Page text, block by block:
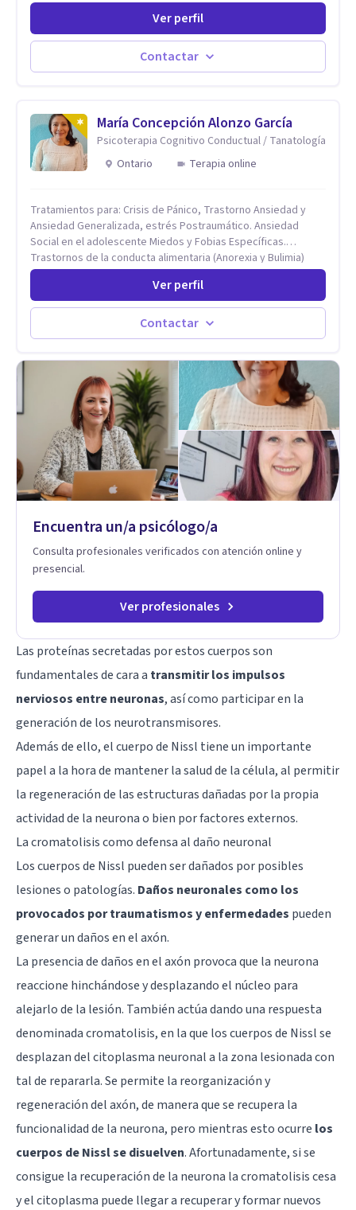
trabajado en reconocidas instituciones como el Hospital
Psiquiátrico San Rafael, Instituto Psiquiátrico MENDAO, San
Bernardino, Hospital Psiquiátrico Infantil y el Centro de
Integración Juvenil. Además, tuve el privilegio de colaborar
en comunidades como Olivar del Conde y Xochimilco, lo que
Ver perfil
Contactar
María Concepción Alonzo García
Psicoterapia Cognitivo Conductual / Tanatología
Ontario
Terapia online
Tratamientos para: Crisis de Pánico, Trastorno Ansiedad y
Ansiedad Generalizada, estrés Postraumático. Ansiedad
Social en el adolescente Miedos y Fobias Específicas.
Trastornos de la conducta alimentaria (Anorexia y Bulimia)
Modificación conductas no deseadas. Impulsividad,
conductas obsesivas, compulsividad. Trastorno obsesivo
compulsivo. Tratamiento Eficaz para la Depresión (AC)
Evaluación, contención e intervención en riesgo Suicida
Conductas autolesivas en el adolescente. Problemas con el
Mindfulness. Estimulación temprana, Establecimiento del
vínculo del Apego Seguro. Orientación sexual,
Acompañamiento Tanatológico. Cuidados paliativos en
enfermedades crónicas.
Ver perfil
Contactar
Encuentra un/a psicólogo/a
Consulta profesionales verificados con atención online y
presencial.
Ver profesionales
Las proteínas secretadas por estos cuerpos son
fundamentales de cara a transmitir los impulsos
nerviosos entre neuronas, así como participar en la
generación de los neurotransmisores.
Además de ello, el cuerpo de Nissl tiene un importante
papel a la hora de mantener la salud de la célula, al permitir
la regeneración de las estructuras dañadas por la propia
actividad de la neurona o bien por factores externos.
La cromatolisis como defensa al daño neuronal
Los cuerpos de Nissl pueden ser dañados por posibles
lesiones o patologías. Daños neuronales como los
provocados por traumatismos y enfermedades pueden
generar un daños en el axón.
La presencia de daños en el axón provoca que la neurona
reaccione hinchándose y desplazando el núcleo para
alejarlo de la lesión. También actúa dando una respuesta
denominada cromatolisis, en la que los cuerpos de Nissl se
desplazan del citoplasma neuronal a la zona lesionada con
tal de repararla. Se permite la reorganización y
regeneración del axón, de manera que se recupera la
funcionalidad de la neurona, pero mientras esto ocurre los
cuerpos de Nissl se disuelven. Afortunadamente, si se
consigue la recuperación de la neurona la cromatolisis cesa
y el citoplasma puede llegar a recuperar y formar nuevos